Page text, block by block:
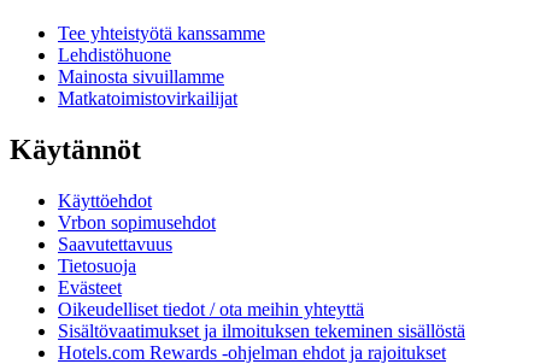
Tee yhteistyötä kanssamme
Lehdistöhuone
Mainosta sivuillamme
Matkatoimistovirkailijat
Käytännöt
Käyttöehdot
Vrbon sopimusehdot
Saavutettavuus
Tietosuoja
Evästeet
Oikeudelliset tiedot / ota meihin yhteyttä
Sisältövaatimukset ja ilmoituksen tekeminen sisällöstä
Hotels.com Rewards -ohjelman ehdot ja rajoitukset